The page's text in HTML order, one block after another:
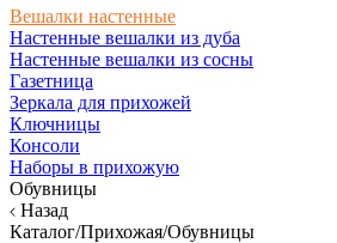
Вешалки настенные
Настенные вешалки из дуба
Настенные вешалки из сосны
Газетница
Зеркала для прихожей
Ключницы
Консоли
Наборы в прихожую
Обувницы
Назад
Каталог/Прихожая/Обувницы